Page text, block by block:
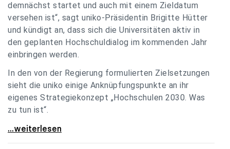
demnächst startet und auch mit einem Zieldatum
versehen ist“, sagt uniko-Präsidentin Brigitte Hütter
und kündigt an, dass sich die Universitäten aktiv in
den geplanten Hochschuldialog im kommenden Jahr
einbringen werden.
In den von der Regierung formulierten Zielsetzungen
sieht die uniko einige Anknüpfungspunkte an ihr
eigenes Strategiekonzept „Hochschulen 2030. Was
zu tun ist“.
Universitäten: Hochschulstrategie 2040 muss eine
...weiterlesen